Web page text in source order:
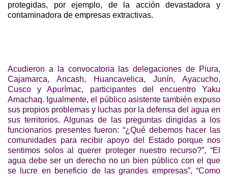
protegidas, por ejemplo, de la acción devastadora y
contaminadora de empresas extractivas.
Acudieron a la convocatoria las delegaciones de Piura,
Cajamarca, Ancash, Huancavelica, Junín, Ayacucho,
Cusco y Apurímac, participantes del encuentro Yaku
Amachaq. Igualmente, el público asistente también expuso
sus propios problemas y luchas por la defensa del agua en
sus territorios. Algunas de las preguntas dirigidas a los
funcionarios presentes fueron: “¿Qué debemos hacer las
comunidades para recibir apoyo del Estado porque nos
sentimos solos al querer proteger nuestro recurso?”, “El
agua debe ser un derecho no un bien público con el que
se lucre en beneficio de las grandes empresas”, “Como